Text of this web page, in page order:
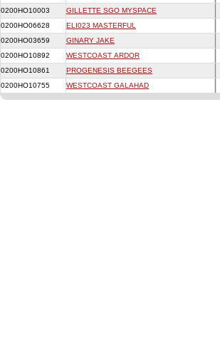
0200HO10003
GILLETTE SGO MYSPACE
0200HO06628
ELI023 MASTERFUL
0200HO03659
GINARY JAKE
0200HO10892
WESTCOAST ARDOR
0200HO10861
PROGENESIS BEEGEES
0200HO10755
WESTCOAST GALAHAD